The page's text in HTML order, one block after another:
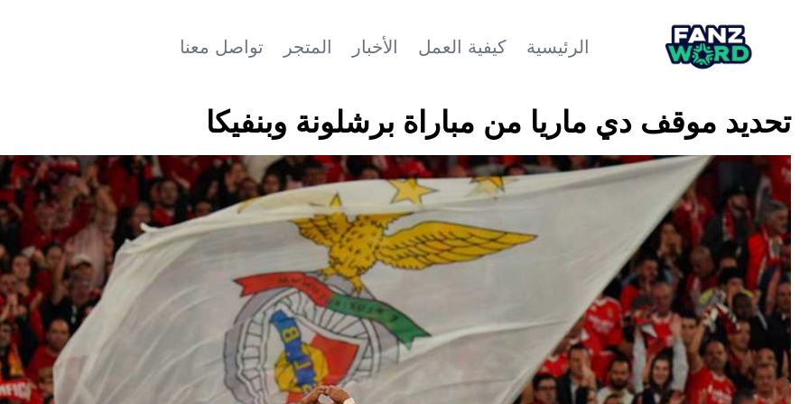
الرئيسية كيفية العمل الأخبار المتجر تواصل معنا
تحديد موقف دي ماريا من مباراة برشلونة وبنفيكا